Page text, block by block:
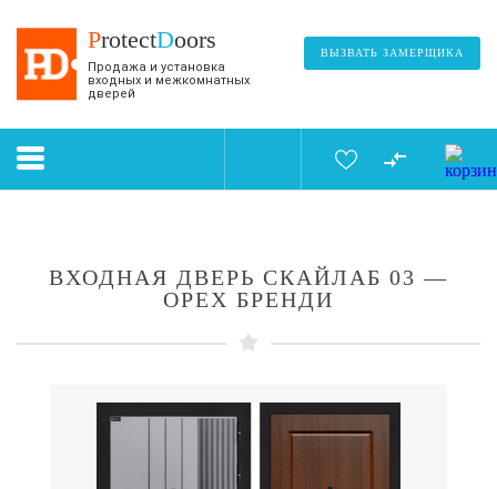
ProtectDoors
Продажа и установка
входных и межкомнатных
дверей
ВЫЗВАТЬ ЗАМЕРЩИКА
ВХОДНАЯ ДВЕРЬ СКАЙЛАБ 03 —
ОРЕХ БРЕНДИ